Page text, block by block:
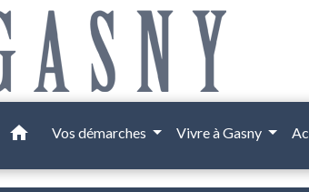
home Vos démarches Vivre à Gasny